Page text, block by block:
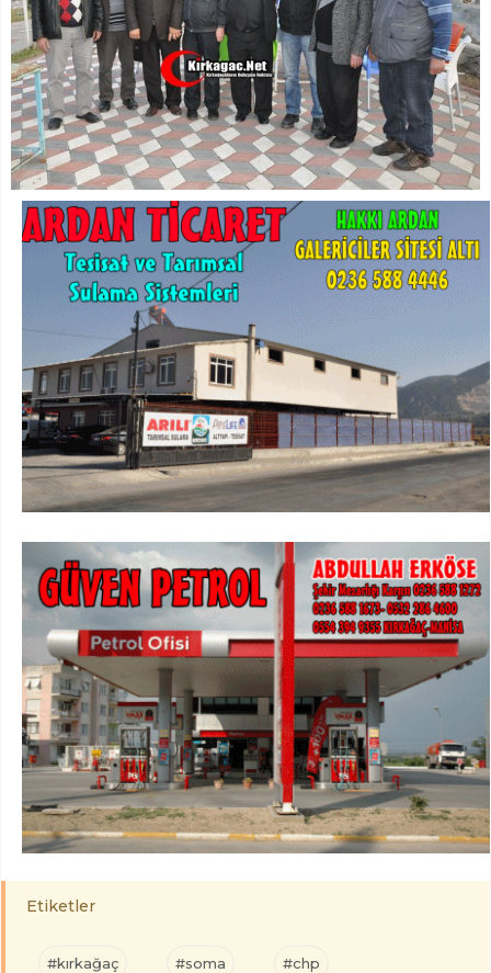
Etiketler
#kırkağaç #soma #chp